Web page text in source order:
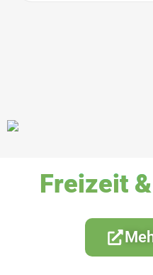
Freizeit